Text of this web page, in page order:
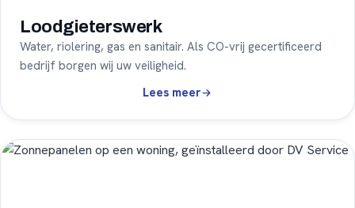
Loodgieterswerk
Water, riolering, gas en sanitair. Als CO-vrij gecertificeerd
bedrijf borgen wij uw veiligheid.
Lees meer